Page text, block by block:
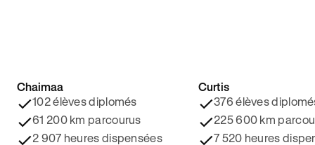
4.8/5 ⭐️
Chaimaa
102 élèves diplomés
61 200 km parcourus
2 907 heures dispensées
4.9/5 ⭐️
Curtis
376 élèves
225 600 km
7 520 heures